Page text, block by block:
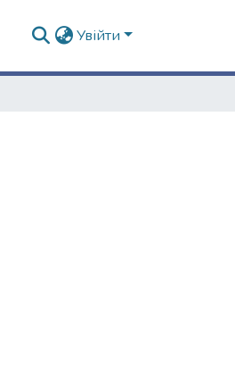
Увійти